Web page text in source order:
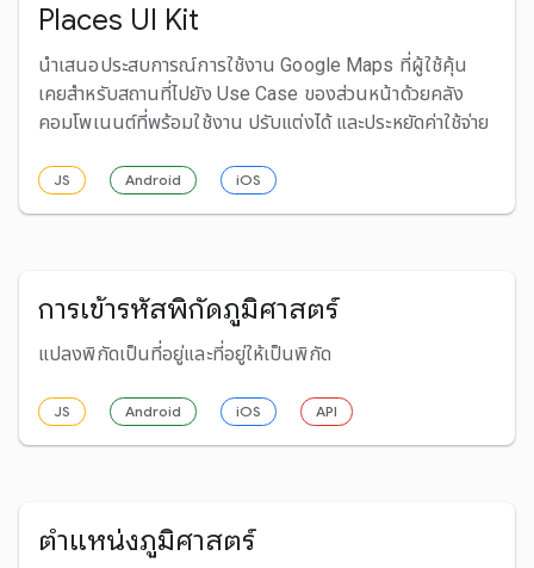
Places UI Kit
นำเสนอประสบการณ์การใช้งาน Google Maps ที่ผู้ใช้คุ้น
เคยสำหรับสถานที่ไปยัง Use Case ของส่วนหน้าด้วยคลัง
คอมโพเนนต์ที่พร้อมใช้งาน ปรับแต่งได้ และประหยัดค่าใช้จ่าย
JS Android iOS
การเข้ารหัสพิกัดภูมิศาสตร์
แปลงพิกัดเป็นที่อยู่และที่อยู่ให้เป็นพิกัด
JS Android iOS API
ตำแหน่งภูมิศาสตร์